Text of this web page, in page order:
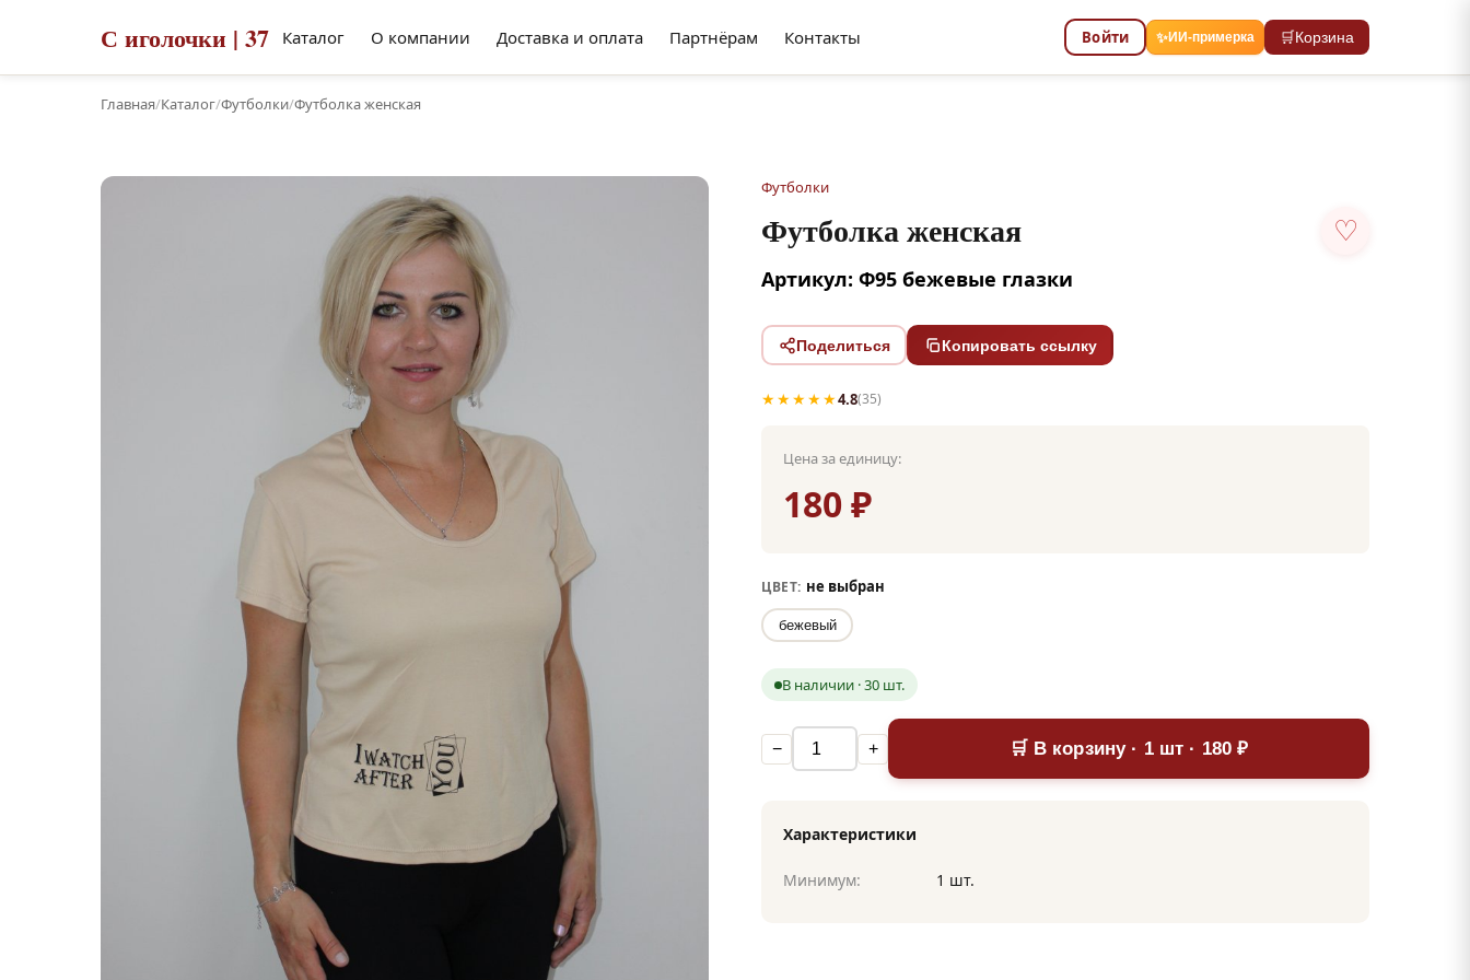
С иголочки | 37 Каталог О компании Доставка и оплата Партнёрам Контакты Войти ✨ИИ-примерка 🛒Корзина
Главная/Каталог/Футболки/Футболка женская
Футболки
Футболка женская ♡
Артикул: Ф95 бежевые глазки
Поделиться Копировать ссылку
★★★★★4.8(35)
Цена за единицу:
180 ₽
ЦВЕТ: не выбран
бежевый
В наличии · 30 шт.
− + 🛒 В корзину · 1 шт · 180 ₽
Характеристики
Минимум: 1 шт.